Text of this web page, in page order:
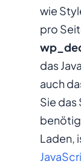
wie
pro
das
auch
Sie das
Laden,